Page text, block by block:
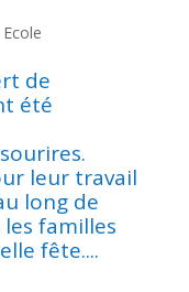
Ecole
de
été
leur travail
long de
familles
fête....